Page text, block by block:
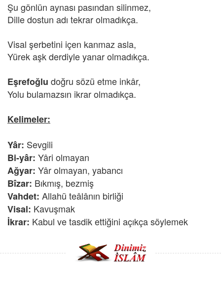
Şu gönlün aynası pasından silinmez,
Dille dostun adı tekrar olmadıkça.
Visal şerbetini içen kanmaz asla,
Yürek aşk derdiyle yanar olmadıkça.
Eşrefoğlu doğru sözü etme inkâr,
Yolu bulamazsın ikrar olmadıkça.
Kelimeler:
Yâr: Sevgili
Bi-yâr: Yâri olmayan
Ağyar: Yâr olmayan, yabancı
Bîzar: Bıkmış, bezmiş
Vahdet: Allahü teâlânın birliği
Visal: Kavuşmak
İkrar: Kabul ve tasdik ettiğini açıkça söylemek